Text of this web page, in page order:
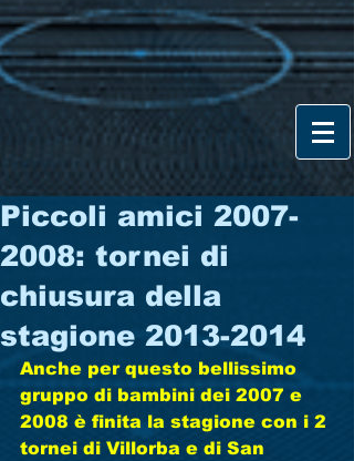
Piccoli amici 2007-
2008: tornei di
chiusura della
stagione 2013-2014
Anche per questo bellissimo
gruppo di bambini dei 2007 e
2008 è finita la stagione con i 2
tornei di Villorba e di San